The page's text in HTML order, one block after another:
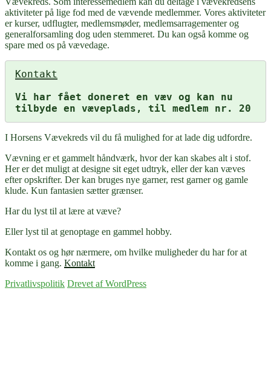
aktiviteter på lige fod med de vævende medlemmer. Vores aktiviteter
er kurser, udflugter, medlemsmøder, medlemsarragementer og
generalforsamling dog uden stemmeret. Du kan også komme og
spare med os på vævedage.
Kontakt
Vi har fået doneret en væv og kan nu
tilbyde en væveplads, til medlem nr. 20
I Horsens Vævekreds vil du få mulighed for at lade dig udfordre.
Vævning er et gammelt håndværk, hvor der kan skabes alt i stof.
Her er det muligt at designe sit eget udtryk, eller der kan væves
efter opskrifter. Der kan bruges nye garner, rest garner og gamle
klude. Kun fantasien sætter grænser.
Har du lyst til at lære at væve?
Eller lyst til at genoptage en gammel hobby.
Kontakt os og hør nærmere, om hvilke muligheder du har for at
komme i gang. Kontakt
Privatlivspolitik Drevet af WordPress